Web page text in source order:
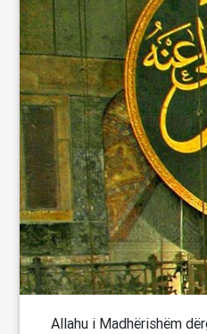
Allahu i Madhërishëm